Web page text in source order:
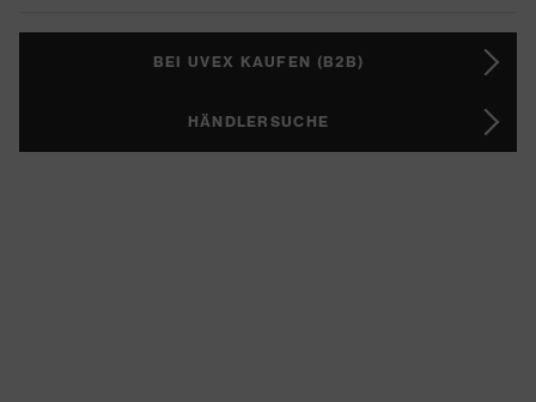
BEI UVEX KAUFEN (B2B)
HÄNDLERSUCHE